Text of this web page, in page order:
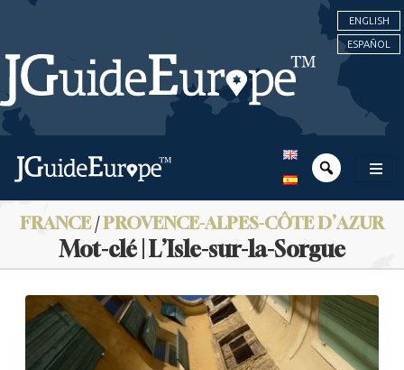
ENGLISH
ESPAÑOL
FRANCE/PROVENCE-ALPES-CÔTE D’AZUR
Mot-clé | L’Isle-sur-la-Sorgue